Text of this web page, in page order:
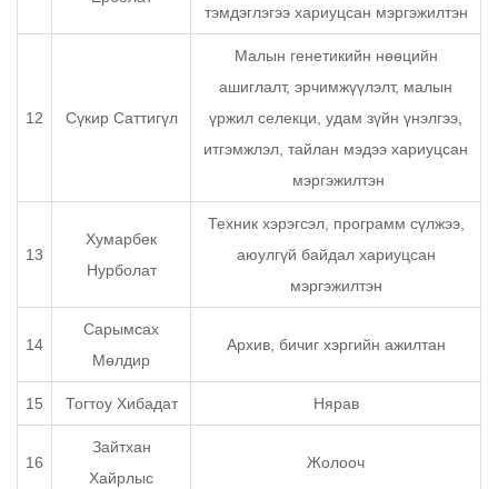
тэмдэглэгээ хариуцсан мэргэжилтэн
12 Сүкир Саттигүл
Малын генетикийн нөөцийн
ашиглалт, эрчимжүүлэлт, малын
үржил селекци, удам зүйн үнэлгээ,
итгэмжлэл, тайлан мэдээ хариуцсан
мэргэжилтэн
13
Хумарбек
Нурболат
Техник хэрэгсэл, программ сүлжээ,
аюулгүй байдал хариуцсан
мэргэжилтэн
14
Сарымсах
Мөлдир
Архив, бичиг хэргийн ажилтан
15 Тогтоу Хибадат Нярав
16
Зайтхан
Хайрлыс
Жолооч